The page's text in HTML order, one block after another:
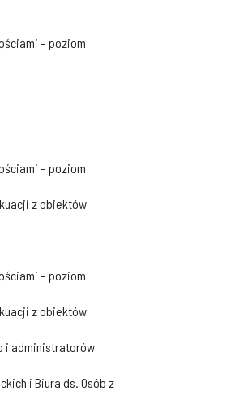
– poziom
– poziom
z obiektów
– poziom
z obiektów
i administratorów
i Biura ds. Osób z